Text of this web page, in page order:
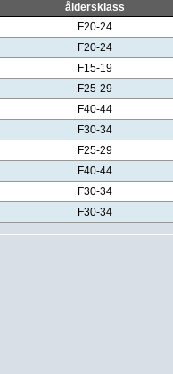
åldersklass
F20-24
F20-24
F15-19
F25-29
F40-44
F30-34
F25-29
F40-44
F30-34
F30-34